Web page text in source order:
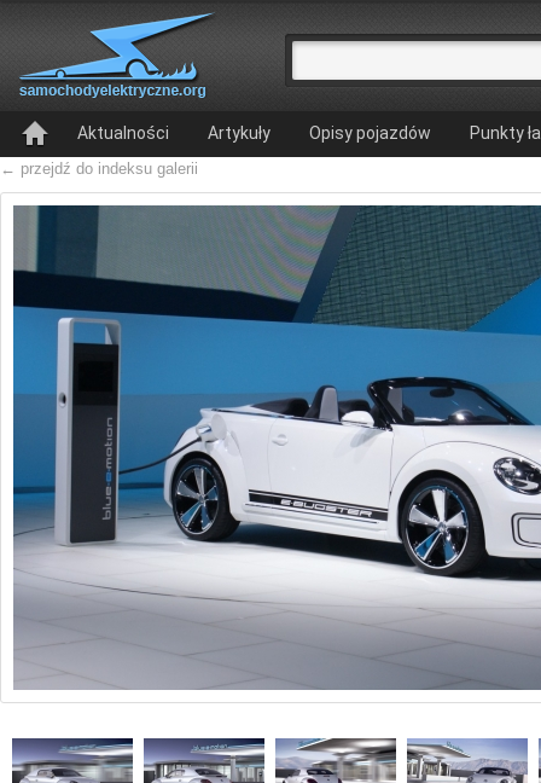
Aktualności Artykuły Opisy pojazdów Punkty
← przejdź do indeksu galerii